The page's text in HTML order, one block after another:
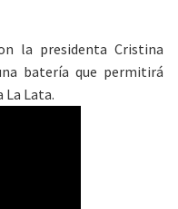
la presidenta Cristina
batería que permitirá
La Lata.